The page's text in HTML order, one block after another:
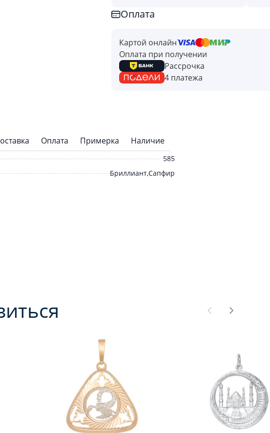
Оплата
Картой онлайн
Оплата при получении
Рассрочка
4 платежа
Оплата Примерка Наличие
585
Бриллиант,Сапфир